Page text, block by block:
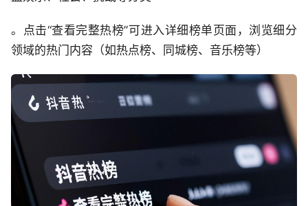
。点击“查看完整热榜”可进入详细榜单页面，浏览细分
领域的热门内容（如热点榜、同城榜、音乐榜等）